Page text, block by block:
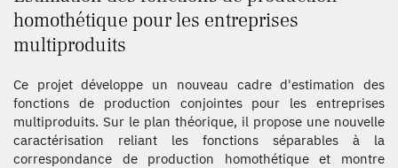
homothétique pour les entreprises
multiproduits
Ce projet développe un nouveau cadre d'estimation des
fonctions de production conjointes pour les entreprises
multiproduits. Sur le plan théorique, il propose une nouvelle
caractérisation reliant les fonctions séparables à la
correspondance de production homothétique et montre